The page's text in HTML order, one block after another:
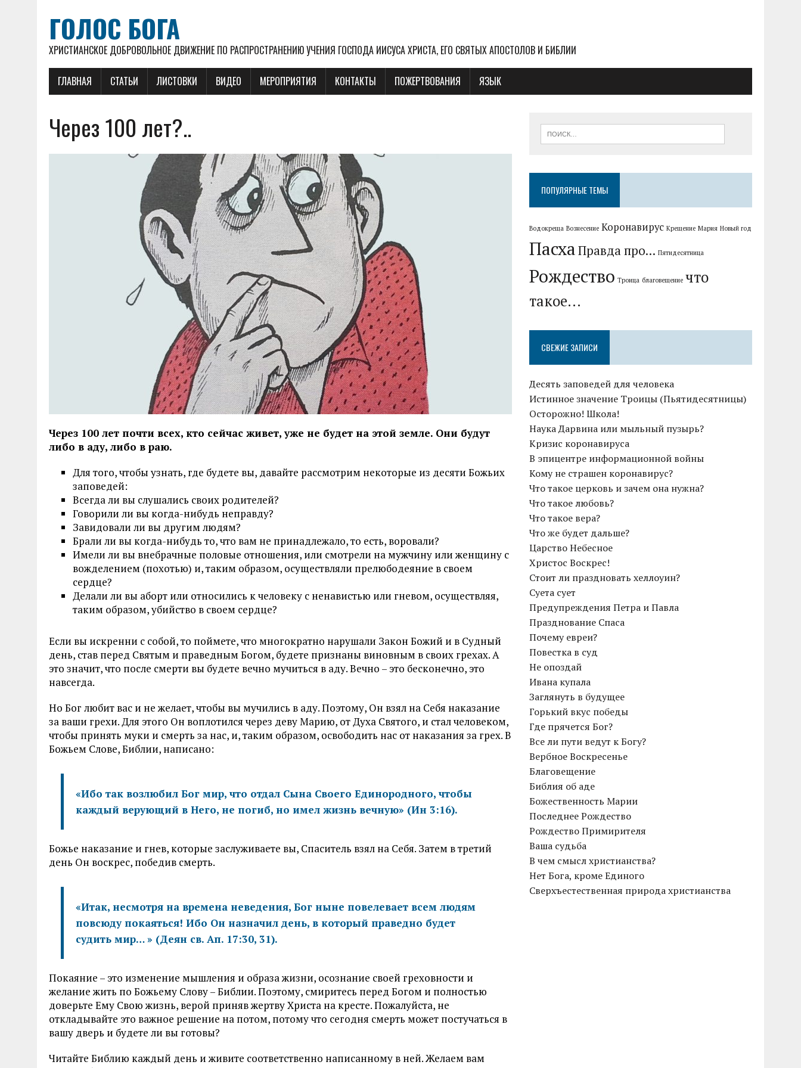
ГОЛОС БОГА
ХРИСТИАНСКОЕ ДОБРОВОЛЬНОЕ ДВИЖЕНИЕ ПО РАСПРОСТРАНЕНИЮ УЧЕНИЯ ГОСПОДА ИИСУСА ХРИСТА, ЕГО СВЯТЫХ АПОСТОЛОВ И БИБЛИИ
ГЛАВНАЯ СТАТЬИ ЛИСТОВКИ ВИДЕО МЕРОПРИЯТИЯ КОНТАКТЫ ПОЖЕРТВОВАНИЯ ЯЗЫК
Через 100 лет?..
Через 100 лет почти всех, кто сейчас живет, уже не будет на этой земле. Они будут
либо в аду, либо в раю.
Для того, чтобы узнать, где будете вы, давайте рассмотрим некоторые из десяти Божьих
заповедей:
Всегда ли вы слушались своих родителей?
Говорили ли вы когда-нибудь неправду?
Завидовали ли вы другим людям?
Брали ли вы когда-нибудь то, что вам не принадлежало, то есть, воровали?
Имели ли вы внебрачные половые отношения, или смотрели на мужчину или женщину с
вожделением (похотью) и, таким образом, осуществляли прелюбодеяние в своем
сердце?
Делали ли вы аборт или относились к человеку с ненавистью или гневом, осуществляя,
таким образом, убийство в своем сердце?
Если вы искренни с собой, то поймете, что многократно нарушали Закон Божий и в Судный
день, став перед Святым и праведным Богом, будете признаны виновным в своих грехах. А
это значит, что после смерти вы будете вечно мучиться в аду. Вечно – это бесконечно, это
навсегда.
Но Бог любит вас и не желает, чтобы вы мучились в аду. Поэтому, Он взял на Себя наказание
за ваши грехи. Для этого Он воплотился через деву Марию, от Духа Святого, и стал человеком,
чтобы принять муки и смерть за нас, и, таким образом, освободить нас от наказания за грех. В
Божьем Слове, Библии, написано:
«Ибо так возлюбил Бог мир, что отдал Сына Своего Единородного, чтобы
каждый верующий в Него, не погиб, но имел жизнь вечную» (Ин 3:16).
Божье наказание и гнев, которые заслуживаете вы, Спаситель взял на Себя. Затем в третий
день Он воскрес, победив смерть.
«Итак, несмотря на времена неведения, Бог ныне повелевает всем людям
повсюду покаяться! Ибо Он назначил день, в который праведно будет
судить мир… » (Деян св. Ап. 17:30, 31).
Покаяние – это изменение мышления и образа жизни, осознание своей греховности и
желание жить по Божьему Слову – Библии. Поэтому, смиритесь перед Богом и полностью
доверьте Ему Свою жизнь, верой приняв жертву Христа на кресте. Пожалуйста, не
откладывайте это важное решение на потом, потому что сегодня смерть может постучаться в
вашу дверь и будете ли вы готовы?
Читайте Библию каждый день и живите соответственно написанному в ней. Желаем вам
ПОПУЛЯРНЫЕ ТЕМЫ
Водокреща Вознесение Коронавирус Крещение Мария Новый год
ПасхаПравда про... Пятидесятница
Рождество Троица благовещение что
такое...
СВЕЖИЕ ЗАПИСИ
Десять заповедей для человека
Истинное значение Троицы (Пьятидесятницы)
Осторожно! Школа!
Наука Дарвина или мыльный пузырь?
Кризис коронавируса
В эпицентре информационной войны
Кому не страшен коронавирус?
Что такое церковь и зачем она нужна?
Что такое любовь?
Что такое вера?
Что же будет дальше?
Царство Небесное
Христос Воскрес!
Cтоит ли праздновать хеллоуин?
Суета сует
Предупреждения Петра и Павла
Празднование Спаса
Почему евреи?
Повестка в суд
Не опоздай
Ивана купала
Заглянуть в будущее
Горький вкус победы
Где прячется Бог?
Все ли пути ведут к Богу?
Вербное Воскресенье
Благовещение
Библия об аде
Божественность Марии
Последнее Рождество
Рождество Примирителя
Ваша судьба
В чем смысл христианства?
Нет Бога, кроме Единого
Сверхъестественная природа христианства